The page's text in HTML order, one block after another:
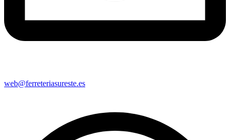
web@ferreteriasureste.es